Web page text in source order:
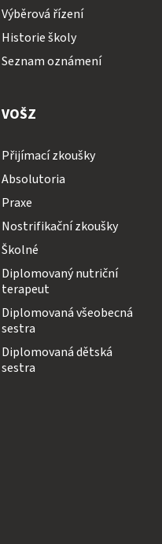
Výběrová řízení
Historie školy
Seznam oznámení
VOŠZ
Přijímací zkoušky
Absolutoria
Praxe
Nostrifikační zkoušky
Školné
Diplomovaný nutriční
terapeut
Diplomovaná všeobecná
sestra
Diplomovaná dětská
sestra